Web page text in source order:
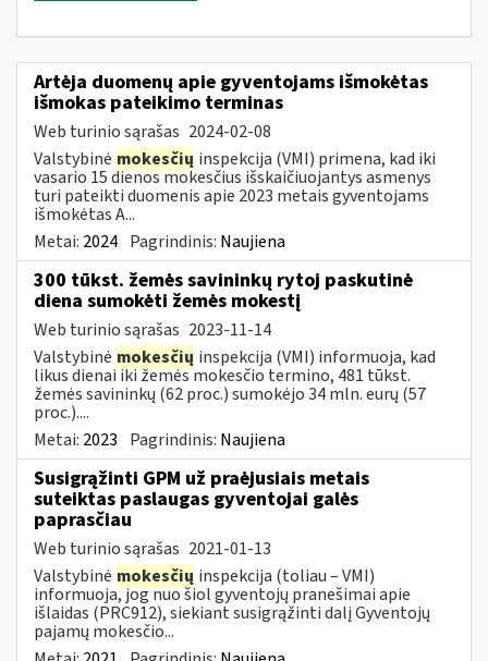
Artėja duomenų apie gyventojams išmokėtas
išmokas pateikimo terminas
Web turinio sąrašas 2024-02-08
Valstybinė mokesčių inspekcija (VMI) primena, kad iki
vasario 15 dienos mokesčius išskaičiuojantys asmenys
turi pateikti duomenis apie 2023 metais gyventojams
išmokėtas A...
Metai: 2024 Pagrindinis: Naujiena
300 tūkst. žemės savininkų rytoj paskutinė
diena sumokėti žemės mokestį
Web turinio sąrašas 2023-11-14
Valstybinė mokesčių inspekcija (VMI) informuoja, kad
likus dienai iki žemės mokesčio termino, 481 tūkst.
žemės savininkų (62 proc.) sumokėjo 34 mln. eurų (57
proc.)....
Metai: 2023 Pagrindinis: Naujiena
Susigrąžinti GPM už praėjusiais metais
suteiktas paslaugas gyventojai galės
paprasčiau
Web turinio sąrašas 2021-01-13
Valstybinė mokesčių inspekcija (toliau – VMI)
informuoja, jog nuo šiol gyventojų pranešimai apie
išlaidas (PRC912), siekiant susigrąžinti dalį Gyventojų
pajamų mokesčio...